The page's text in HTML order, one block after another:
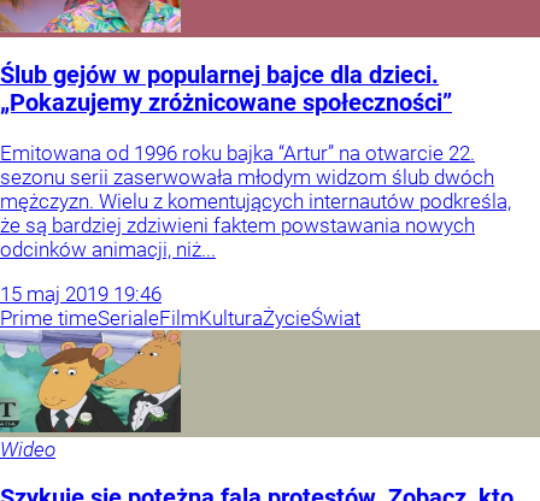
Ślub gejów w popularnej bajce dla dzieci.
„Pokazujemy zróżnicowane społeczności”
Emitowana od 1996 roku bajka “Artur” na otwarcie 22.
sezonu serii zaserwowała młodym widzom ślub dwóch
mężczyzn. Wielu z komentujących internautów podkreśla,
że są bardziej zdziwieni faktem powstawania nowych
odcinków animacji, niż...
15 maj 2019 19:46
Prime timeSerialeFilmKulturaŻycieŚwiat
Wideo